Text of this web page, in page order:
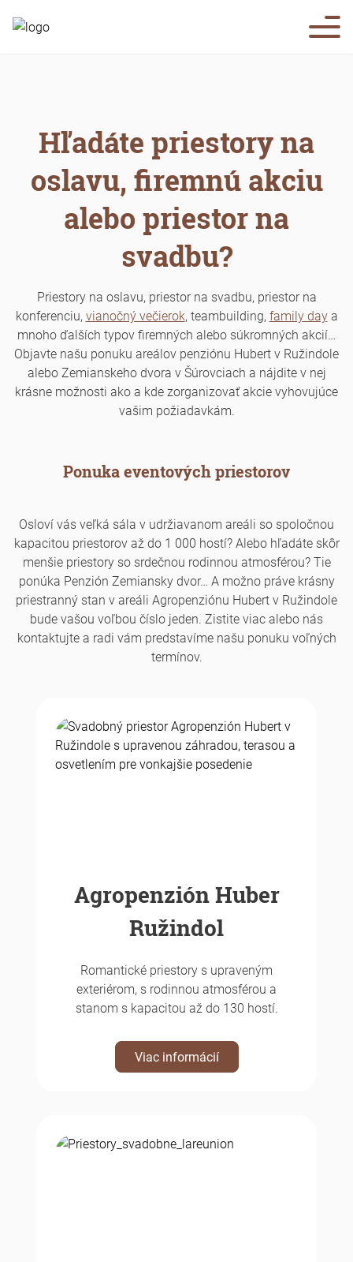
Family day
Hľadáte priestory na
oslavu, firemnú akciu
alebo priestor na
svadbu?
Priestory na oslavu, priestor na svadbu, priestor na
konferenciu, vianočný večierok, teambuilding, family daya
mnoho ďalších typov firemných alebo súkromných akcií…
Objavte našu ponuku areálov penziónu Hubert v Ružindole
alebo Zemianskeho dvora v Šúrovciach a nájdite v nej
krásne možnosti ako a kde zorganizovať akcie vyhovujúce
vašim požiadavkám.
Ponuka eventových priestorov
Osloví vás veľká sála v udržiavanom areáli so spoločnou
kapacitou priestorov až do 1 000 hostí? Alebo hľadáte skôr
menšie priestory so srdečnou rodinnou atmosférou? Tie
ponúka Penzión Zemiansky dvor… A možno práve krásny
priestranný stan v areáli Agropenziónu Hubert v Ružindole
bude vašou voľbou číslo jeden. Zistite viac alebo nás
kontaktujte a radi vám predstavíme našu ponuku voľných
termínov.
Agropenzión Huber
Ružindol
Romantické priestory s upraveným
exteriérom, s rodinnou atmosférou a
stanom s kapacitou až do 130 hostí.
Viac informácií